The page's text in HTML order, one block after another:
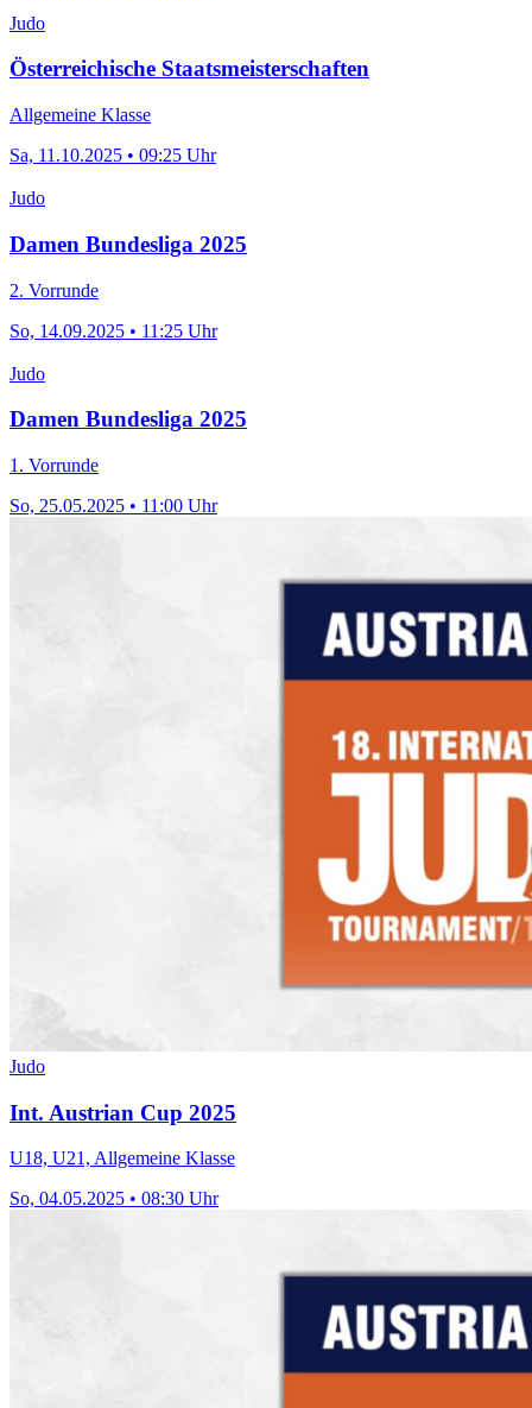
Judo
Österreichische Staatsmeisterschaften
Allgemeine Klasse
Sa, 11.10.2025 • 09:25 Uhr
Judo
Damen Bundesliga 2025
2. Vorrunde
So, 14.09.2025 • 11:25 Uhr
Judo
Damen Bundesliga 2025
1. Vorrunde
So, 25.05.2025 • 11:00 Uhr
Judo
Int. Austrian Cup 2025
U18, U21, Allgemeine Klasse
So, 04.05.2025 • 08:30 Uhr